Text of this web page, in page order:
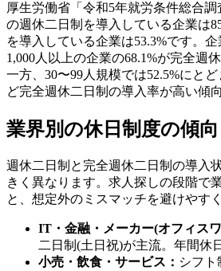
厚生労働省「令和5年就労条件総合
の週休二日制を導入している企業は
を導入している企業は53.3%です。
1,000人以上の企業の68.1%が完全週
一方、30〜99人規模では52.5%にと
ど完全週休二日制の導入率が高い傾
業界別の休日制度の傾向
週休二日制と完全週休二日制の導入
きく異なります。求人探しの段階で
と、想定外のミスマッチを避けやす
IT・金融・メーカー(オフィス
二日制(土日祝)が主流。年間休
小売・飲食・サービス： シフ